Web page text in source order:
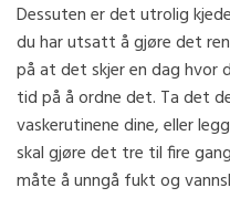
Dessuten er det utrolig
du har utsatt å gjøre det
på at det skjer en dag hvor
tid på å ordne det. Ta det
vaskerutinene dine, eller
skal gjøre det tre til fire
måte å unngå fukt og